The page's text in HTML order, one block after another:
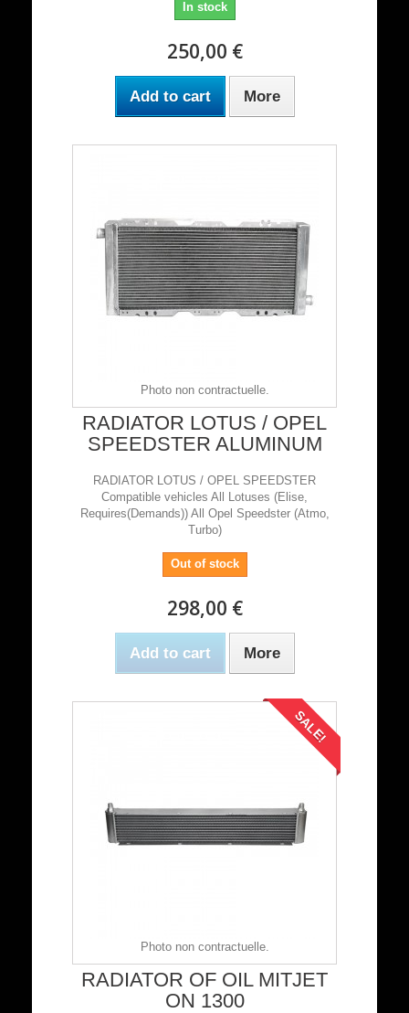
In stock
250,00 €
Add to cart More
Photo non contractuelle.
RADIATOR LOTUS / OPEL
SPEEDSTER ALUMINUM
RADIATOR LOTUS / OPEL SPEEDSTER
Compatible vehicles All Lotuses (Elise,
Requires(Demands)) All Opel Speedster (Atmo,
Turbo)
Out of stock
298,00 €
Add to cart More
Photo non contractuelle.
SALE!
RADIATOR OF OIL MITJET
ON 1300